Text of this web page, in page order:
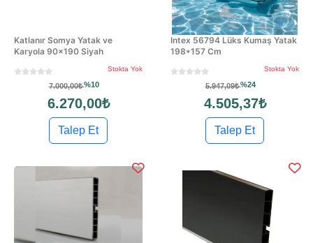
Katlanır Somya Yatak ve
Karyola 90x190 Siyah
Stokta Yok
7.000,00₺%10
6.270,00₺
Talep Et
Intex 56794 Lüks Kumaş Yatak
198*157 Cm
Stokta Yok
5.947,09₺%24
4.505,37₺
Talep Et